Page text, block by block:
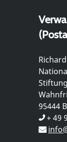
Stiftung
95444
+ 49